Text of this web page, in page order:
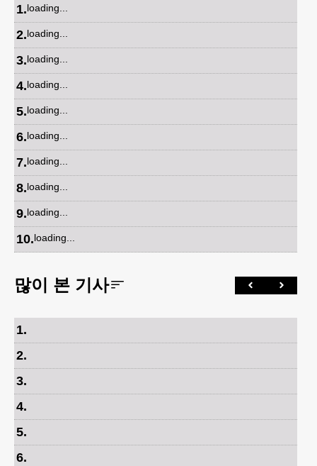
1.loading...
2.loading...
3.loading...
4.loading...
5.loading...
6.loading...
7.loading...
8.loading...
9.loading...
10.loading...
많이 본 기사
1.
2.
3.
4.
5.
6.